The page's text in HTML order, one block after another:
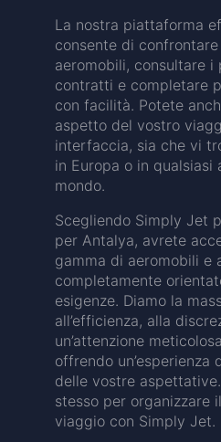
La nostra piattaforma
consente di
aeromobili, consultare i
contratti e completare
con facilità. Potete
aspetto del vostro
interfaccia, sia che vi
in Europa o in
mondo.
Scegliendo Simply Jet
per Antalya, avrete
gamma di aeromobili e
completamente
esigenze. Diamo la
all’efficienza, alla
un’attenzione
offrendo un’esperienza
delle vostre
stesso per organizzare
viaggio con Simply Jet.